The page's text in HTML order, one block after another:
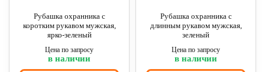
Рубашка охранника с
коротким рукавом мужская,
ярко-зеленый
Цена по запросу
в наличии
Рубашка охранника с
длинным рукавом мужская,
зеленый
Цена по запросу
в наличии